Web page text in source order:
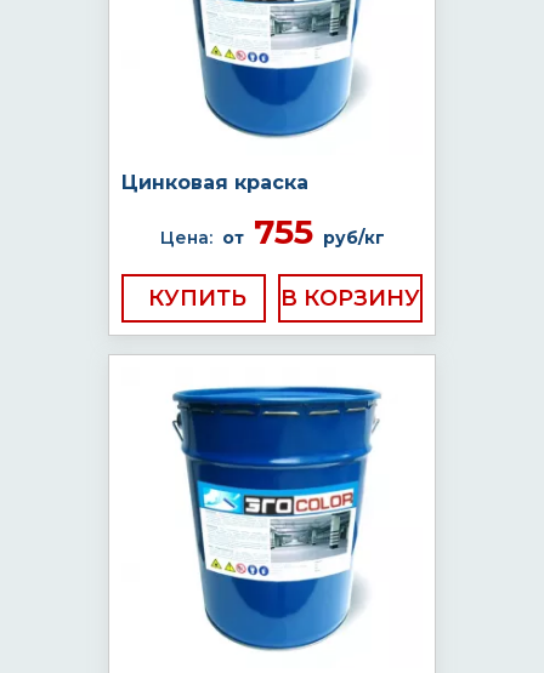
Цинковая краска
Цена: от755 руб/кг
КУПИТЬ